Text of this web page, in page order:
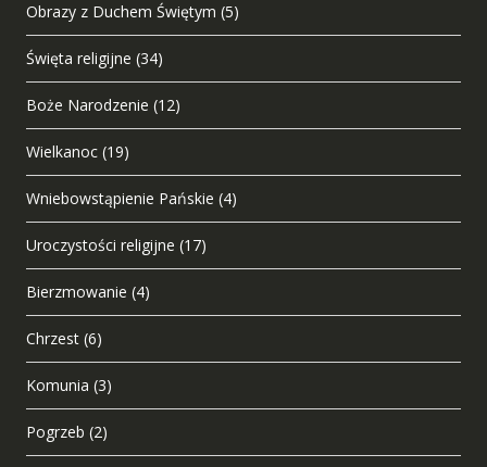
Obrazy z Duchem Świętym (5)
Święta religijne (34)
Boże Narodzenie (12)
Wielkanoc (19)
Wniebowstąpienie Pańskie (4)
Uroczystości religijne (17)
Bierzmowanie (4)
Chrzest (6)
Komunia (3)
Pogrzeb (2)